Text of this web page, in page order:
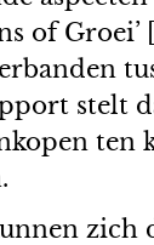
of
stelt
ten
zich